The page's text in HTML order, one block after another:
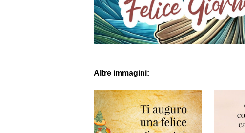
Altre immagini: